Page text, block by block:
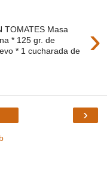
›
TOMATES Masa
* 125 gr. de
* 1 cucharada de
›